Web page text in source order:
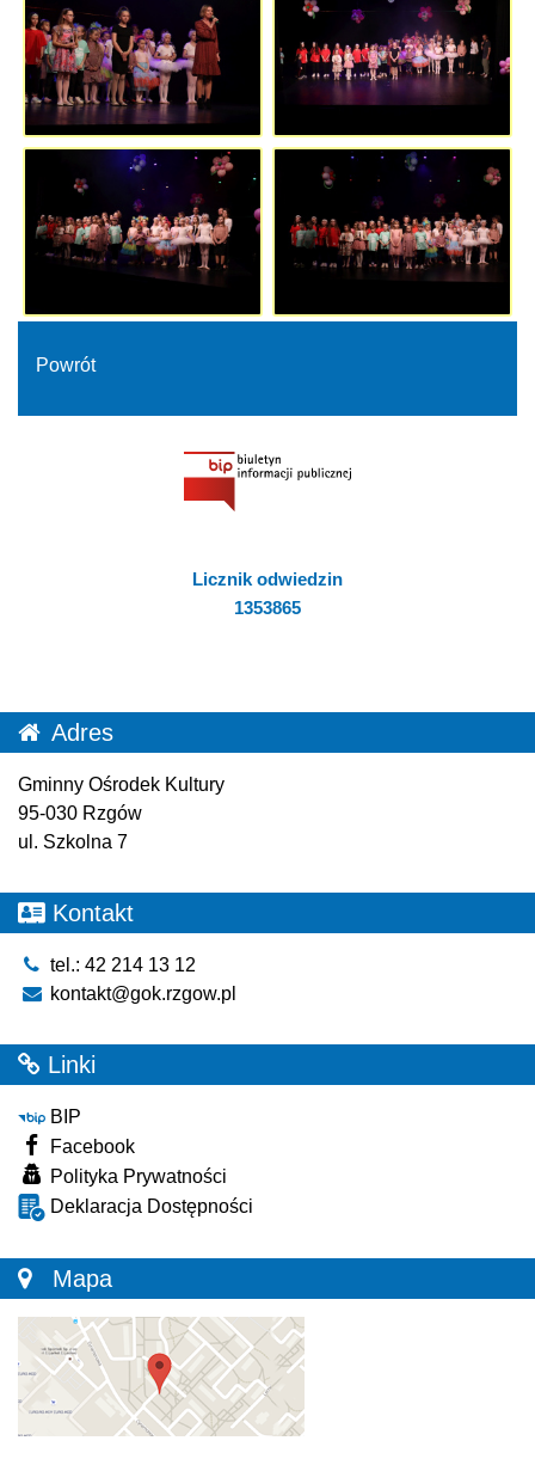
Powrót
Licznik odwiedzin
1353865
Adres
Gminny Ośrodek Kultury
95-030 Rzgów
ul. Szkolna 7
Kontakt
tel.: 42 214 13 12
kontakt@gok.rzgow.pl
Linki
BIP
Facebook
Polityka Prywatności
Deklaracja Dostępności
Mapa